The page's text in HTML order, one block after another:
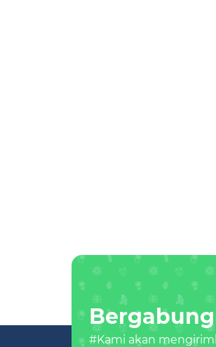
#Kami akan